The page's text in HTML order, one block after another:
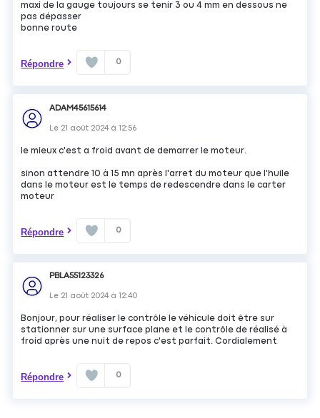
maxi de la gauge toujours se tenir 3 ou 4 mm en dessous ne
pas dépasser
bonne route
Répondre 0
ADAM45615614
Le 21 août 2024 à12:56
le mieux c'est a froid avant de demarrer le moteur.
sinon attendre 10 à 15 mn après l'arret du moteur que l'huile
dans le moteur est le temps de redescendre dans le carter
moteur
Répondre 0
PBLA55123326
Le 21 août 2024 à12:40
Bonjour, pour réaliser le contrôle le véhicule doit être sur
stationner sur une surface plane et le contrôle de réalisé à
froid après une nuit de repos c'est parfait. Cordialement
Répondre 0